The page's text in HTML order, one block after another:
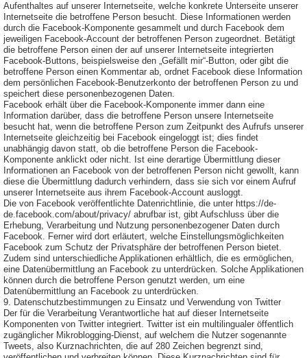
Aufenthaltes auf unserer Internetseite, welche konkrete Unterseite unserer
Internetseite die betroffene Person besucht. Diese Informationen werden
durch die Facebook-Komponente gesammelt und durch Facebook dem
jeweiligen Facebook-Account der betroffenen Person zugeordnet. Betätigt
die betroffene Person einen der auf unserer Internetseite integrierten
Facebook-Buttons, beispielsweise den „Gefällt mir“-Button, oder gibt die
betroffene Person einen Kommentar ab, ordnet Facebook diese Information
dem persönlichen Facebook-Benutzerkonto der betroffenen Person zu und
speichert diese personenbezogenen Daten.
Facebook erhält über die Facebook-Komponente immer dann eine
Information darüber, dass die betroffene Person unsere Internetseite
besucht hat, wenn die betroffene Person zum Zeitpunkt des Aufrufs unserer
Internetseite gleichzeitig bei Facebook eingeloggt ist; dies findet
unabhängig davon statt, ob die betroffene Person die Facebook-
Komponente anklickt oder nicht. Ist eine derartige Übermittlung dieser
Informationen an Facebook von der betroffenen Person nicht gewollt, kann
diese die Übermittlung dadurch verhindern, dass sie sich vor einem Aufruf
unserer Internetseite aus ihrem Facebook-Account ausloggt.
Die von Facebook veröffentlichte Datenrichtlinie, die unter https://de-
de.facebook.com/about/privacy/ abrufbar ist, gibt Aufschluss über die
Erhebung, Verarbeitung und Nutzung personenbezogener Daten durch
Facebook. Ferner wird dort erläutert, welche Einstellungsmöglichkeiten
Facebook zum Schutz der Privatsphäre der betroffenen Person bietet.
Zudem sind unterschiedliche Applikationen erhältlich, die es ermöglichen,
eine Datenübermittlung an Facebook zu unterdrücken. Solche Applikationen
können durch die betroffene Person genutzt werden, um eine
Datenübermittlung an Facebook zu unterdrücken.
9. Datenschutzbestimmungen zu Einsatz und Verwendung von Twitter
Der für die Verarbeitung Verantwortliche hat auf dieser Internetseite
Komponenten von Twitter integriert. Twitter ist ein multilingualer öffentlich
zugänglicher Mikroblogging-Dienst, auf welchem die Nutzer sogenannte
Tweets, also Kurznachrichten, die auf 280 Zeichen begrenzt sind,